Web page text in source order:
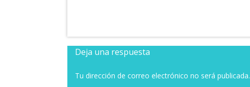
Deja una respuesta
Tu dirección de correo electrónico no será publicada.